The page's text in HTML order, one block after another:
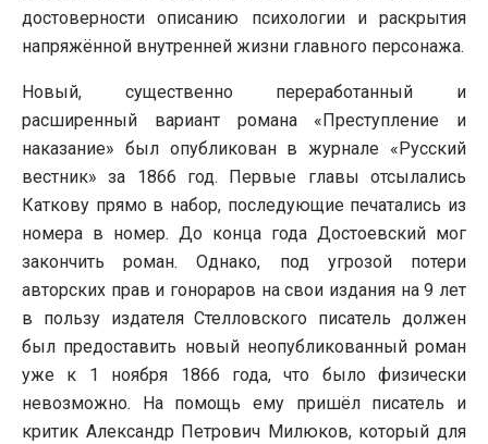
достоверности описанию психологии и раскрытия
напряжённой внутренней жизни главного персонажа.
Новый, существенно переработанный и
расширенный вариант романа «Преступление и
наказание» был опубликован в журнале «Русский
вестник» за 1866 год. Первые главы отсылались
Каткову прямо в набор, последующие печатались из
номера в номер. До конца года Достоевский мог
закончить роман. Однако, под угрозой потери
авторских прав и гонораров на свои издания на 9 лет
в пользу издателя Стелловского писатель должен
был предоставить новый неопубликованный роман
уже к 1 ноября 1866 года, что было физически
невозможно. На помощь ему пришёл писатель и
критик Александр Петрович Милюков, который для